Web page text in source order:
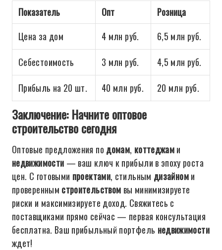
Показатель Опт
Розница
Цена за дом
4 млн руб.
6,5 млн руб.
Себестоимость
3 млн руб.
4,5 млн руб.
Прибыль на 20 шт.
40 млн руб. 20 млн руб.
Заключение: Начните оптовое
строительство сегодня
Оптовые предложения по домам, коттеджами
недвижимости — ваш ключ к прибыли в эпоху роста
цен. С готовыми проектами, стильным дизайноми
проверенным строительством вы минимизируете
риски и максимизируете доход. Свяжитесь с
поставщиками прямо сейчас — первая консультация
бесплатна. Ваш прибыльный портфель недвижимости
ждет!